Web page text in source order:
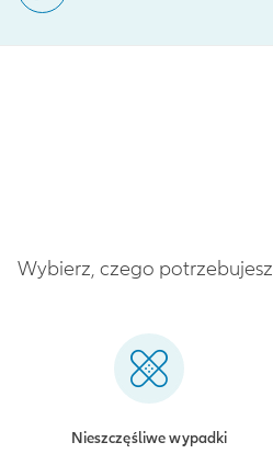
Wybierz, czego potrzebujesz
Nieszczęśliwe wypadki